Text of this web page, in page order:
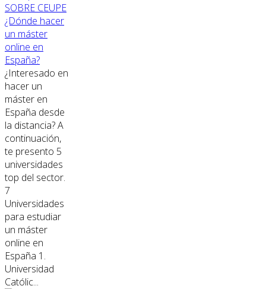
SOBRE CEUPE
¿Dónde hacer
un máster
online en
España?
¿Interesado en
hacer un
máster en
España desde
la distancia? A
continuación,
te presento 5
universidades
top del sector.
7
Universidades
para estudiar
un máster
online en
España 1.
Universidad
Católic...